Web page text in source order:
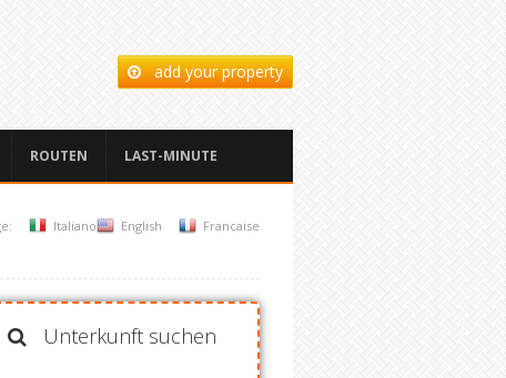
add your property
ROUTEN LAST-MINUTE
Italiano English Francaise
Unterkunft suchen